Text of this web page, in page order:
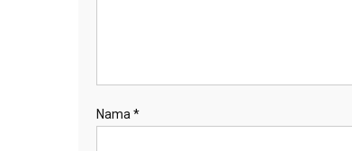
Nama *